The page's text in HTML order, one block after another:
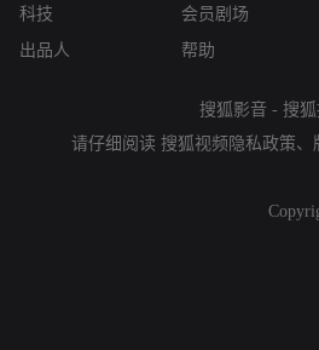
科技
出品人
会员剧场
帮助
搜狐影音 - 搜
请仔细阅读 搜狐视频隐私政策、